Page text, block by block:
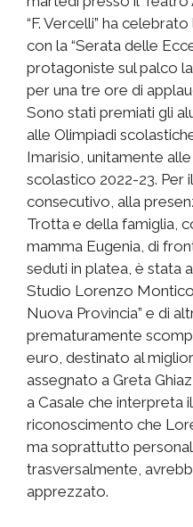
“F. Vercelli” ha
con la “Serata delle
protagoniste sul palco
per una tre ore di
Sono stati premiati gli
alle Olimpiadi
Imarisio, unitamente
scolastico 2022-23. Per
consecutivo, alla
Trotta e della famiglia,
mamma Eugenia, di
seduti in platea, è stata
Studio Lorenzo
Nuova Provincia” e di
prematuramente
euro, destinato al
assegnato a Greta
a Casale che interpreta
riconoscimento che
ma soprattutto
trasversalmente,
apprezzato.